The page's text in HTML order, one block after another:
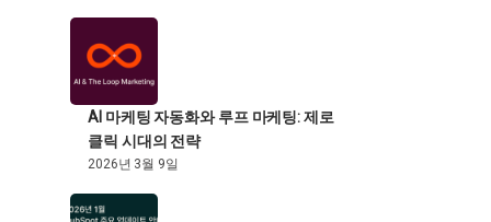
AI 마케팅 자동화와 루프 마케팅: 제로
클릭 시대의 전략
2026년 3월 9일